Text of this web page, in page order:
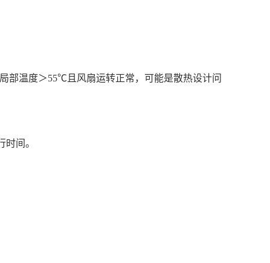
部温度＞55℃且风扇运转正常，可能是散热设计问
时间。